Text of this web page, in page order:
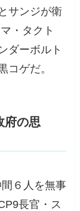
サンジが衛
・タクト
ダーボルト
コゲだ。
府の思
６人を無事
長官・ス